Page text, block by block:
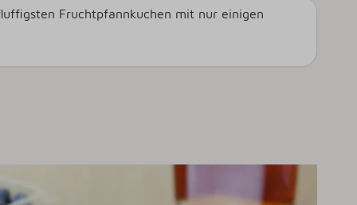
Fruchtpfannkuchen mit nur einigen